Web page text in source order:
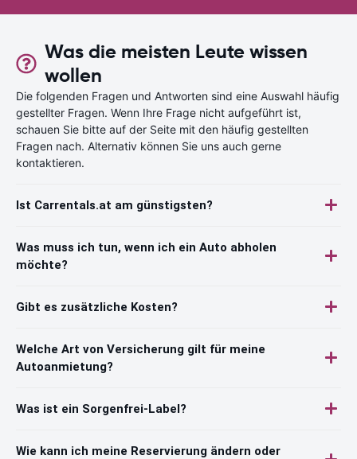
Was die meisten Leute wissen
wollen
Die folgenden Fragen und Antworten sind eine Auswahl häufig
gestellter Fragen. Wenn Ihre Frage nicht aufgeführt ist,
schauen Sie bitte auf der Seite mit den häufig gestellten
Fragen nach. Alternativ können Sie uns auch gerne
kontaktieren.
Ist Carrentals.at am günstigsten?
Was muss ich tun, wenn ich ein Auto abholen
möchte?
Gibt es zusätzliche Kosten?
Welche Art von Versicherung gilt für meine
Autoanmietung?
Was ist ein Sorgenfrei-Label?
Wie kann ich meine Reservierung ändern oder